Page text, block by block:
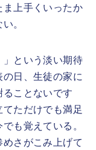
ま上手くいったか
。
」という淡い期待
日、生徒の家に
ことないです
ただけでも満足
も覚えている。
さがこみ上げて